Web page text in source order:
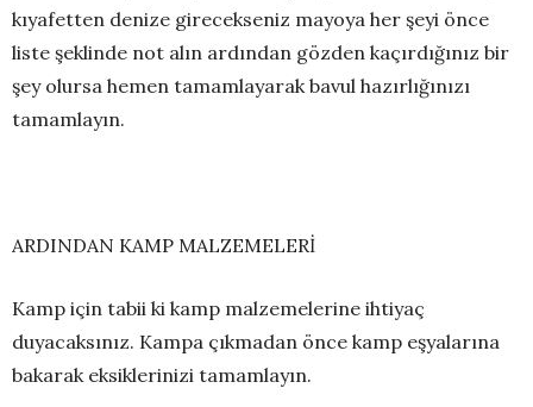
kıyafetten denize girecekseniz mayoya her şeyi önce
liste şeklinde not alın ardından gözden kaçırdığınız bir
şey olursa hemen tamamlayarak bavul hazırlığınızı
tamamlayın.
ARDINDAN KAMP MALZEMELERİ
Kamp için tabii ki kamp malzemelerine ihtiyaç
duyacaksınız. Kampa çıkmadan önce kamp eşyalarına
bakarak eksiklerinizi tamamlayın.